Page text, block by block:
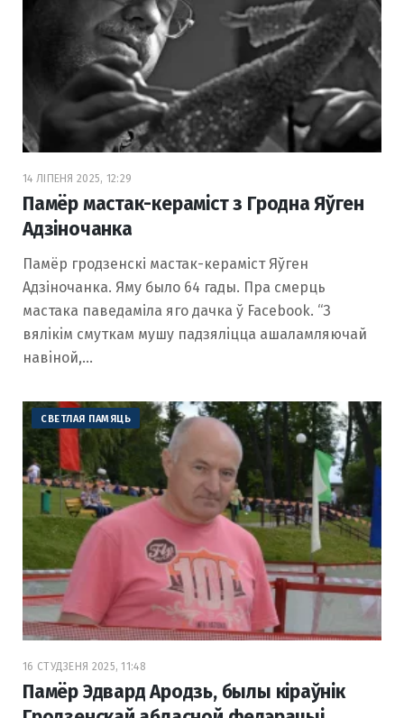
14 ЛІПЕНЯ 2025, 12:29
Памёр мастак-кераміст з Гродна Яўген
Адзіночанка
Памёр гродзенскі мастак-кераміст Яўген
Адзіночанка. Яму было 64 гады. Пра смерць
мастака паведаміла яго дачка ў Facebook. “З
вялiкiм смуткам мушу падзялiцца ашаламляючай
навiной,…
СВЕТЛАЯ ПАМЯЦЬ
16 СТУДЗЕНЯ 2025, 11:48
Памёр Эдвард Ародзь, былы кіраўнік